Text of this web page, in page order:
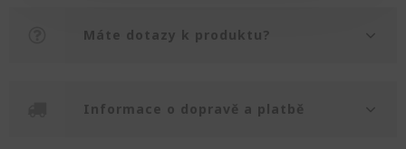
Máte dotazy k produktu?
Informace o dopravě a platbě